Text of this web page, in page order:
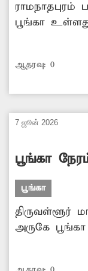
கேட்டை சரி
ராமநாதபுரம்
பூங்கா
பூட்டி
விளையாட
ஏமாற்றத்துடன்
சம்பந்தப்பட்ட
கொண்டு
நடவடிக்கை
ஆதரவு: 0
7 ஜூன் 2026
பூங்கா
பூங்கா
திருவள்ளூர்
அருகே
பகுதியில்
வரை